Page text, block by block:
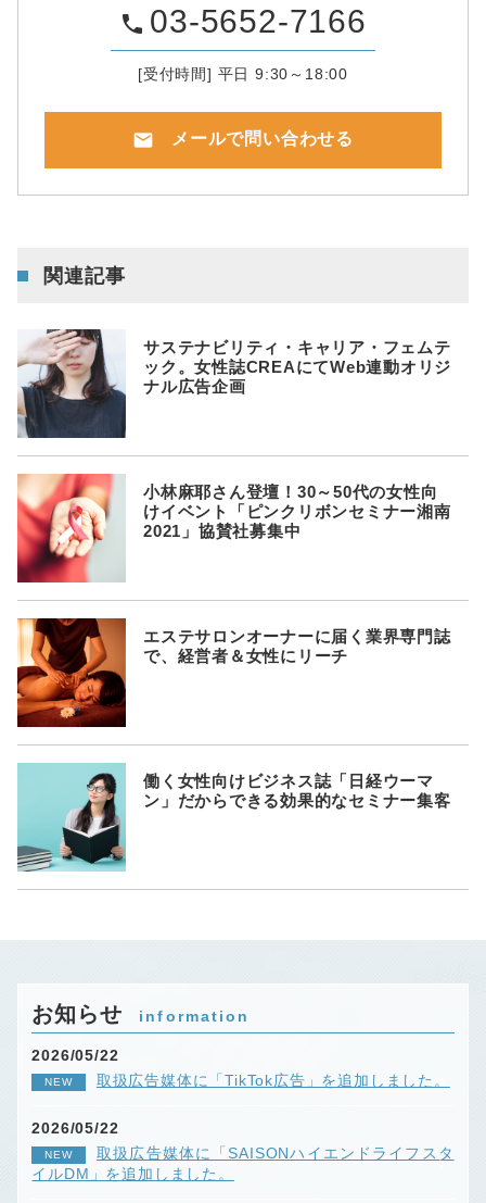
phone 03-5652-7166
[受付時間] 平日 9:30～18:00
mail メールで問い合わせる
関連記事
サステナビリティ・キャリア・フェムテ
ック。女性誌CREAにてWeb連動オリジ
ナル広告企画
小林麻耶さん登壇！30～50代の女性向
けイベント「ピンクリボンセミナー湘南
2021」協賛社募集中
エステサロンオーナーに届く業界専門誌
で、経営者＆女性にリーチ
働く女性向けビジネス誌「日経ウーマ
ン」だからできる効果的なセミナー集客
お知らせ information
2026/05/22
NEW 取扱広告媒体に「TikTok広告」を追加しました。
2026/05/22
NEW
取扱広告媒体に「SAISONハイエンドライフスタ
イルDM」を追加しました。